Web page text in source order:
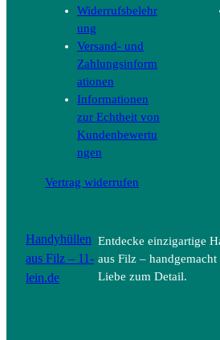
Widerrufsbelehr
ung
Versand- und
Zahlungsinform
ationen
Informationen
zur Echtheit von
Kundenbewertu
ngen
Vertrag widerrufen
Handyhüllen
aus Filz – 11-
lein.de
Entdecke einzigartige
aus Filz –
Liebe zum Detail.